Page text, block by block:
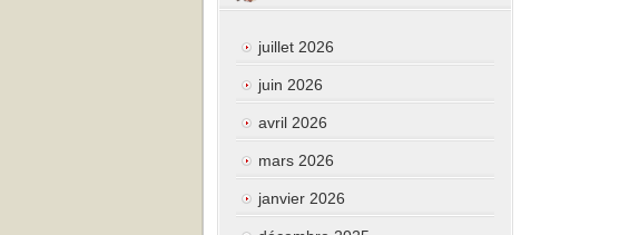
juillet 2026
juin 2026
avril 2026
mars 2026
janvier 2026